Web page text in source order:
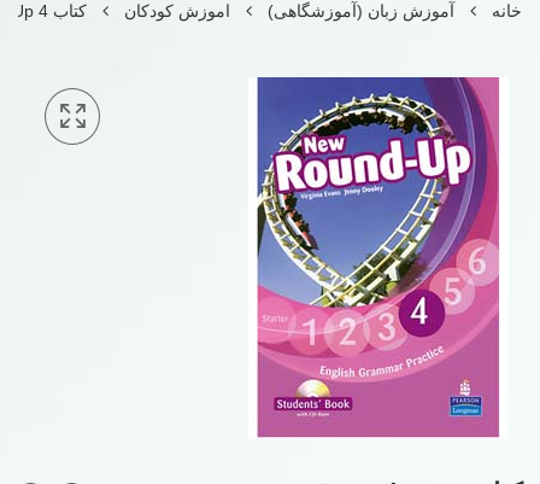
خانه آموزش زبان (آموزشگاهی) اموزش کودکان کتاب New Round Up 4